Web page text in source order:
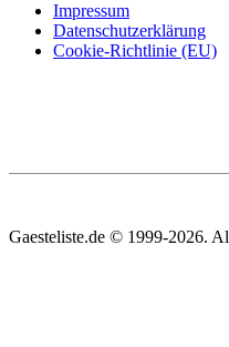
Impressum
Datenschutzerklärung
Cookie-Richtlinie (EU)
Gaesteliste.de © 1999-2026.